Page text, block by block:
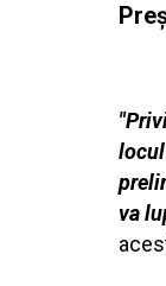
locul
va